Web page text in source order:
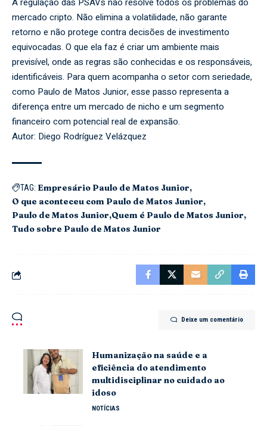
A regulação das PSAVs não resolve todos os problemas do
mercado cripto. Não elimina a volatilidade, não garante
retorno e não protege contra decisões de investimento
equivocadas. O que ela faz é criar um ambiente mais
previsível, onde as regras são conhecidas e os responsáveis,
identificáveis. Para quem acompanha o setor com seriedade,
como Paulo de Matos Junior, esse passo representa a
diferença entre um mercado de nicho e um segmento
financeiro com potencial real de expansão.
Autor: Diego Rodríguez Velázquez
TAG: Empresário Paulo de Matos Junior
O que aconteceu com Paulo de Matos Junior
Paulo de Matos Junior Quem é Paulo de Matos Junior
Tudo sobre Paulo de Matos Junior
Deixe um comentário
Humanização na saúde e a
eficiência do atendimento
multidisciplinar no cuidado ao
idoso
NOTÍCIAS